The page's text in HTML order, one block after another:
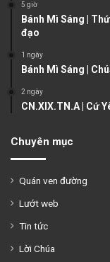
5 giờ
Bánh Mì Sáng |
đạo
1 ngày
Bánh Mì Sáng |
2 ngày
CN.XIX.TN.A | Cứ
Chuyên mục
Quán ven đường
Lướt web
Tin tức
Lời Chúa